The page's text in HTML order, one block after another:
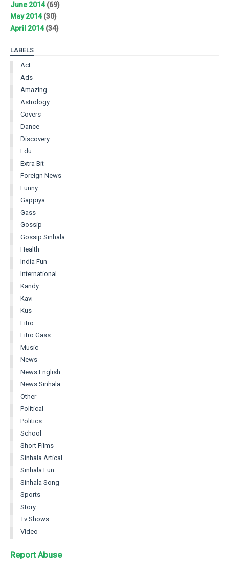
June 2014(69)
May 2014(30)
April 2014(34)
LABELS
Act
Ads
Amazing
Astrology
Covers
Dance
Discovery
Edu
Extra Bit
Foreign News
Funny
Gappiya
Gass
Gossip
Gossip Sinhala
Health
India Fun
International
Kandy
Kavi
Kus
Litro
Litro Gass
Music
News
News English
News Sinhala
Other
Political
Politics
School
Short Films
Sinhala Artical
Sinhala Fun
Sinhala Song
Sports
Story
Tv Shows
Video
Report Abuse